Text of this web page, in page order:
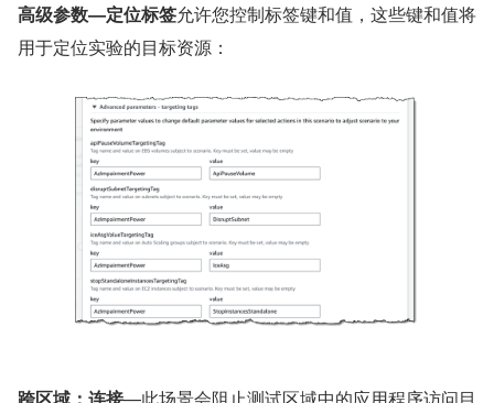
高级参数—定位标签允许您控制标签键和值，这些键和值将
用于定位实验的目标资源：